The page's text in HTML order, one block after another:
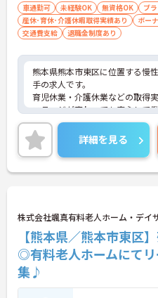
車通勤可 未経験OK 無資格OK
ブ
産休･育休･介護休暇取得実績あり
ボー
交通費支給
退職金制度あり
熊本県熊本市東区に位置する慢
手の求人です。
育児休業・介護休業などの取得
ステージが変わっても安心して
静な住宅街でコンビニや飲食店
ございますので、休憩中も便利
ご興味のある方には、面接対策
に詳細をご案内しますのでお気
い！
詳細を見る
株式会社颯真有料老人ホーム・デ
【熊本県／熊本市東区
◎有料老人ホームにて
集♪